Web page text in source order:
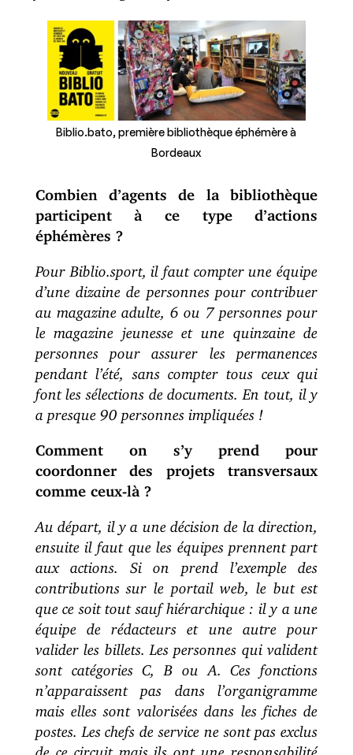
Biblio.bato, première bibliothèque éphémère à
Bordeaux
Combien d’agents de la bibliothèque
participent à ce type d’actions
éphémères ?
Pour Biblio.sport, il faut compter une équipe
d’une dizaine de personnes pour contribuer
au magazine adulte, 6 ou 7 personnes pour
le magazine jeunesse et une quinzaine de
personnes pour assurer les permanences
pendant l’été, sans compter tous ceux qui
font les sélections de documents. En tout, il y
a presque 90 personnes impliquées !
Comment on s’y prend pour
coordonner des projets transversaux
comme ceux-là ?
Au départ, il y a une décision de la direction,
ensuite il faut que les équipes prennent part
aux actions. Si on prend l’exemple des
contributions sur le portail web, le but est
que ce soit tout sauf hiérarchique : il y a une
équipe de rédacteurs et une autre pour
valider les billets. Les personnes qui valident
sont catégories C, B ou A. Ces fonctions
n’apparaissent pas dans l’organigramme
mais elles sont valorisées dans les fiches de
postes. Les chefs de service ne sont pas exclus
de ce circuit mais ils ont une responsabilité